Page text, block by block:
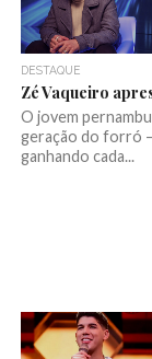
DESTAQUE
Zé Vaqueiro
O jovem
geração do forró
ganhando cada...